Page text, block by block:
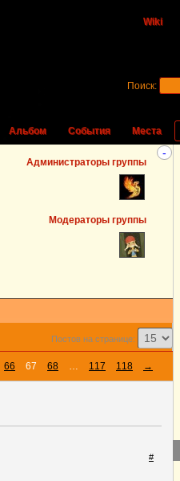
Wiki
Альбом События Места
Поиск:
-
Администраторы группы
Модераторы группы
Постов на странице:
66 67 68 … 117 118 →
#